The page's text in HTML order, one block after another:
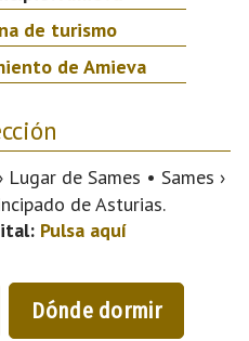
de turismo
de Amieva
Lugar de Sames • Sames ›
de Asturias.
Pulsa aquí
Dónde dormir